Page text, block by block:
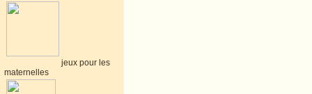
jeux pour les
maternelles